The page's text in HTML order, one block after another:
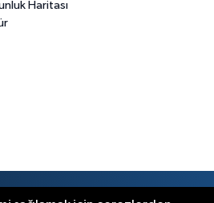
Haritası
© 2023. Her hakkı saklıdır.